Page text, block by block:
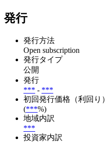
発行
発行方法
Open subscription
発行タイプ
公開
発行
*** - ***
初回発行価格（利回り）
(***%)
地域内訳
***
投資家内訳